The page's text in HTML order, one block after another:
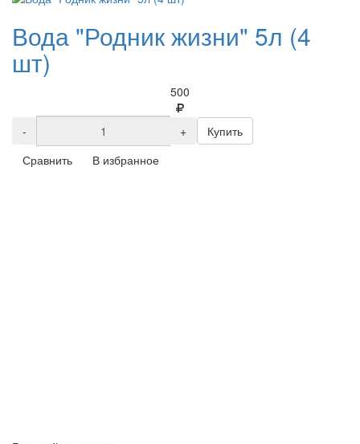
Вода "Родник жизни" 5л (4
шт)
500
- +
Купить
Сравнить
В избранное